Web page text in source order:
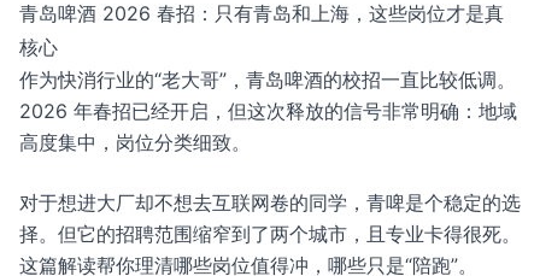
青岛啤酒 2026 春招：只有青岛和上海，这些岗位才是真
核心
作为快消行业的“老大哥”，青岛啤酒的校招一直比较低调。
2026 年春招已经开启，但这次释放的信号非常明确：地域
高度集中，岗位分类细致。
对于想进大厂却不想去互联网卷的同学，青啤是个稳定的选
择。但它的招聘范围缩窄到了两个城市，且专业卡得很死。
这篇解读帮你理清哪些岗位值得冲，哪些只是“陪跑”。